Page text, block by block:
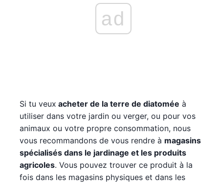
ad
Si tu veux acheter de la terre de diatomée à
utiliser dans votre jardin ou verger, ou pour vos
animaux ou votre propre consommation, nous
vous recommandons de vous rendre à magasins
spécialisés dans le jardinage et les produits
agricoles. Vous pouvez trouver ce produit à la
fois dans les magasins physiques et dans les